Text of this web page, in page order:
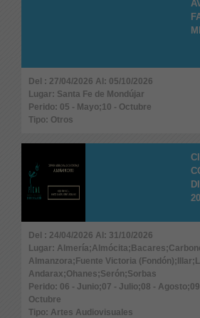
Del : 27/04/2026 Al: 05/10/2026
Lugar: Santa Fe de Mondújar
Perido: 05 - Mayo;10 - Octubre
Tipo: Otros
Del : 24/04/2026 Al: 31/10/2026
Lugar:
Almanzora;Fuente Victoria
Andarax;Ohanes;Serón;Sorbas
Perido: 06 - Junio;07 - Julio;08 -
Octubre
Tipo: Artes Audiovisuales